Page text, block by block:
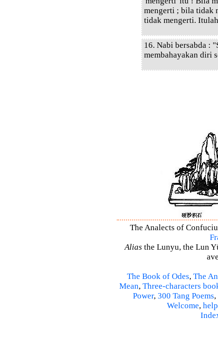
mengerti ; bila tidak
tidak mengerti.
16. Nabi bersabda :
membahayakan diri
The Analects of
Alias the Lunyu, the Lun
The Book of Odes, The
Mean, Three-characters
Power, 300 Tang Poems,
Welcome, help